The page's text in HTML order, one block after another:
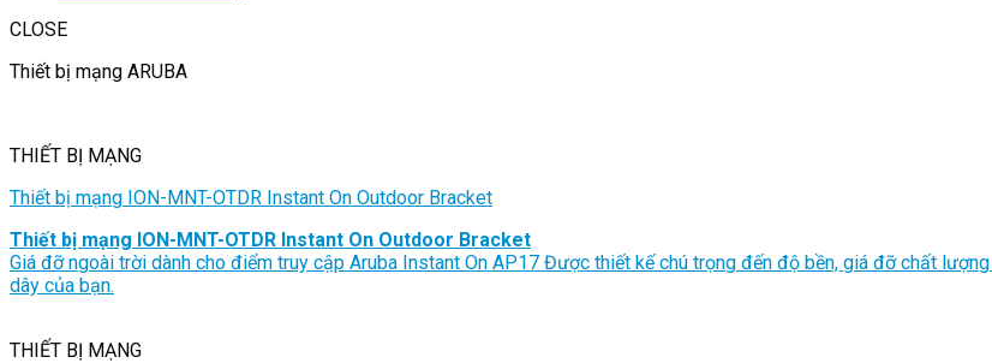
CLOSE
Thiết bị mạng ARUBA
THIẾT BỊ MẠNG
Thiết bị mạng ION-MNT-OTDR Instant On Outdoor Bracket
Thiết bị mạng ION-MNT-OTDR Instant On Outdoor Bracket
Giá đỡ ngoài trời dành cho điểm truy cập Aruba Instant On AP17 Được thiết kế chú trọng đến độ bền, giá đỡ chất
dây của bạn.
THIẾT BỊ MẠNG